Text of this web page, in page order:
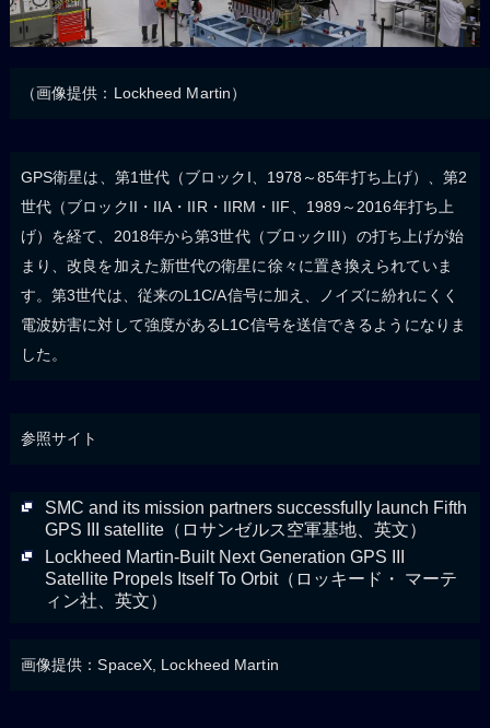
（画像提供：Lockheed Martin）
GPS衛星は、第1世代（ブロックI、1978～85年打ち上げ）、第2
世代（ブロックII・IIA・IIR・IIRM・IIF、1989～2016年打ち上
げ）を経て、2018年から第3世代（ブロックIII）の打ち上げが始
まり、改良を加えた新世代の衛星に徐々に置き換えられていま
す。第3世代は、従来のL1C/A信号に加え、ノイズに紛れにくく
電波妨害に対して強度があるL1C信号を送信できるようになりま
した。
参照サイト
SMC and its mission partners successfully launch Fifth
GPS III satellite（ロサンゼルス空軍基地、英文）
Lockheed Martin-Built Next Generation GPS III
Satellite Propels Itself To Orbit（ロッキード・ マーテ
ィン社、英文）
画像提供：SpaceX, Lockheed Martin